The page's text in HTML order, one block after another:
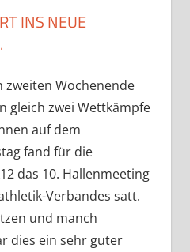
INS NEUE
zweiten Wochenende
gleich zwei Wettkämpfe
auf dem
fand für die
das 10. Hallenmeeting
Verbandes satt.
und manch
dies ein sehr guter